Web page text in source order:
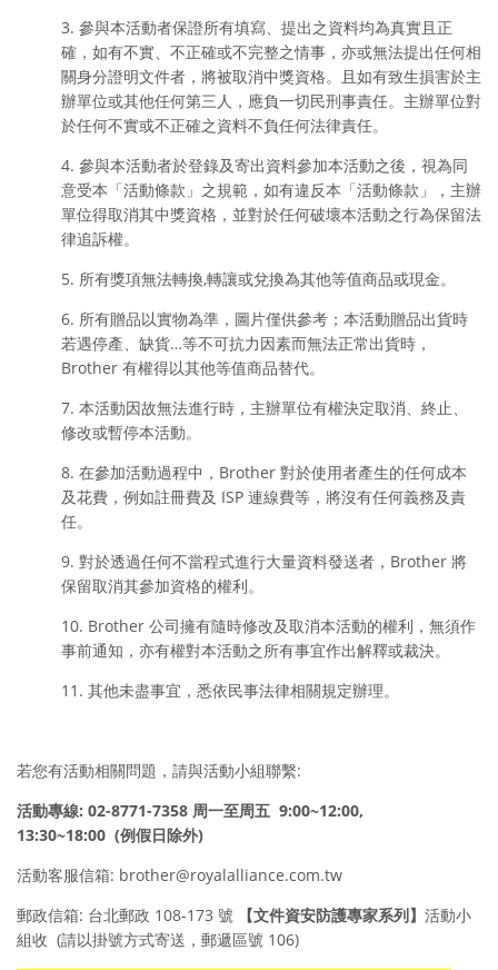
3. 參與本活動者保證所有填寫、提出之資料均為真實且正
確，如有不實、不正確或不完整之情事，亦或無法提出任何相
關身分證明文件者，將被取消中獎資格。且如有致生損害於主
辦單位或其他任何第三人，應負一切民刑事責任。主辦單位對
於任何不實或不正確之資料不負任何法律責任。
4. 參與本活動者於登錄及寄出資料參加本活動之後，視為同
意受本「活動條款」之規範，如有違反本「活動條款」，主辦
單位得取消其中獎資格，並對於任何破壞本活動之行為保留法
律追訴權。
5. 所有獎項無法轉換,轉讓或兌換為其他等值商品或現金。
6. 所有贈品以實物為準，圖片僅供參考；本活動贈品出貨時
若遇停產、缺貨…等不可抗力因素而無法正常出貨時，
Brother 有權得以其他等值商品替代。
7. 本活動因故無法進行時，主辦單位有權決定取消、終止、
修改或暫停本活動。
8. 在參加活動過程中，Brother 對於使用者產生的任何成本
及花費，例如註冊費及 ISP 連線費等，將沒有任何義務及責
任。
9. 對於透過任何不當程式進行大量資料發送者，Brother 將
保留取消其參加資格的權利。
10. Brother 公司擁有隨時修改及取消本活動的權利，無須作
事前通知，亦有權對本活動之所有事宜作出解釋或裁決。
11. 其他未盡事宜，悉依民事法律相關規定辦理。
若您有活動相關問題，請與活動小組聯繫:
活動專線: 02-8771-7358 周一至周五 9:00~12:00,
13:30~18:00 (例假日除外)
活動客服信箱: brother@royalalliance.com.tw
郵政信箱: 台北郵政 108-173 號
【文件資安防護專家系列】 活動小
組收 (請以掛號方式寄送，郵遞區號 106)